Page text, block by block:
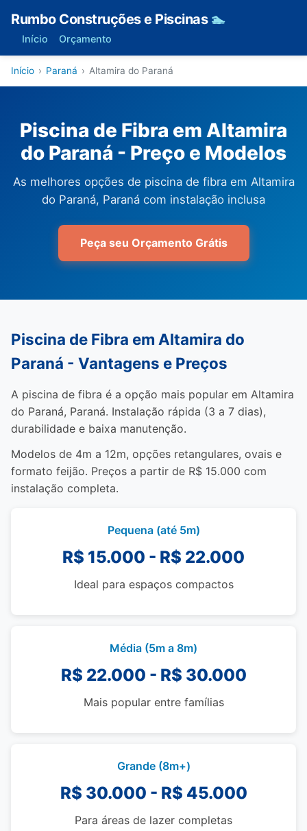
Rumbo Construções e Piscinas 🏊
Início Orçamento
Início › Paraná › Altamira do Paraná
Piscina de Fibra em Altamira
do Paraná - Preço e Modelos
As melhores opções de piscina de fibra em Altamira
do Paraná, Paraná com instalação inclusa
Peça seu Orçamento Grátis
Piscina de Fibra em Altamira do
Paraná - Vantagens e Preços
A piscina de fibra é a opção mais popular em Altamira
do Paraná, Paraná. Instalação rápida (3 a 7 dias),
durabilidade e baixa manutenção.
Modelos de 4m a 12m, opções retangulares, ovais e
formato feijão. Preços a partir de R$ 15.000 com
instalação completa.
Pequena (até 5m)
R$ 15.000 - R$ 22.000
Ideal para espaços compactos
Média (5m a 8m)
R$ 22.000 - R$ 30.000
Mais popular entre famílias
Grande (8m+)
R$ 30.000 - R$ 45.000
Para áreas de lazer completas